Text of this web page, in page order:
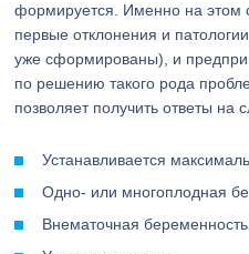
формируется. Именно на этом
первые отклонения и
уже сформированы), и
по решению такого рода
позволяет получить ответы
Устанавливается
Одно- или многоплодная
Внематочная